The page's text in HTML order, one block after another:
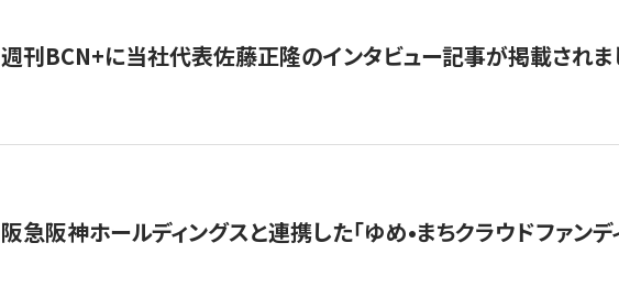
週刊BCN+に当社代表佐藤正隆のインタビュー記事が掲載されま
阪急阪神ホールディングスと連携した「ゆめ•まちクラウドファン